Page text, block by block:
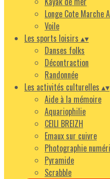
Longe Cote Marche
Voile
Les sports loisirs ▴▾
Danses folks
Décontraction
Randonnée
Les activités culturelles ▴▾
Aide à la mémoire
Aquariophilie
CEILI BREIZH
Emaux sur cuivre
Photographie
Pyramide
Scrabble